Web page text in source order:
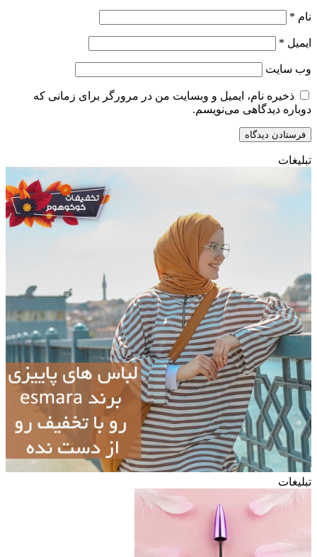
نام *
ایمیل *
وب‌ سایت
ذخیره نام، ایمیل و وبسایت من در مرورگر برای زمانی که
دوباره دیدگاهی می‌نویسم.
تبلیغات
تبلیغات